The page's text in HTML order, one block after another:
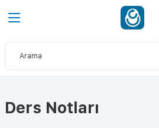
Ders Notları